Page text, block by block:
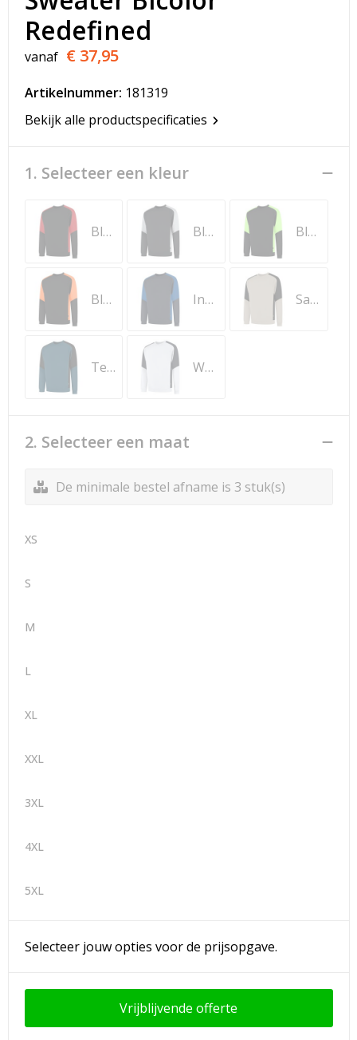
T-Shirts
Veiligheidsvesten en Veiligheidshesjes
Vesten
Werkkleding sets
Gehoorbescherming
Redefined
vanaf € 37,95
Artikelnummer: 181319
Bekijk alle productspecificaties
1. Selecteer een kleur
Black-Brightred Black-Grey Black-Lime
Black-Orange Ink-Royal Blue Sand-Black
Teal-Black White-Anthracite
2. Selecteer een maat
De minimale bestel afname is 3 stuk(s)
XS
S
M
L
XL
XXL
3XL
4XL
5XL
Selecteer jouw opties voor de prijsopgave.
Vrijblijvende offerte